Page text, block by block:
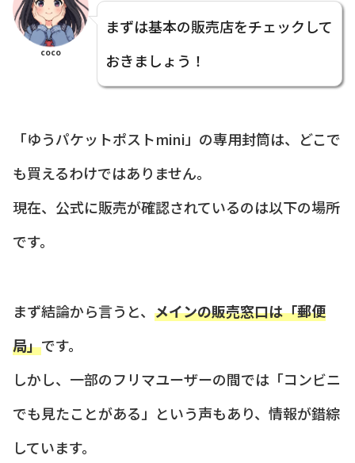
coco
まずは基本の販売店をチェックして
おきましょう！
「ゆうパケットポストmini」の専用封筒は、どこで
も買えるわけではありません。
現在、公式に販売が確認されているのは以下の場所
です。
まず結論から言うと、 メインの販売窓口は「郵便
局」です。
しかし、一部のフリマユーザーの間では「コンビニ
でも見たことがある」という声もあり、情報が錯綜
しています。